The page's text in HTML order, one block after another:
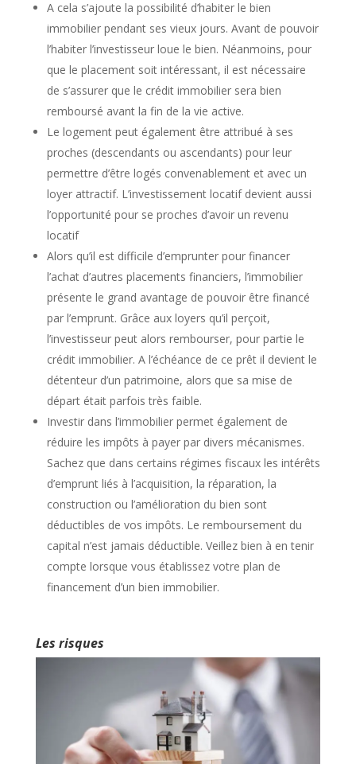
A cela s’ajoute la possibilité d’habiter le bien
immobilier pendant ses vieux jours. Avant de pouvoir
l’habiter l’investisseur loue le bien. Néanmoins, pour
que le placement soit intéressant, il est nécessaire
de s’assurer que le crédit immobilier sera bien
remboursé avant la fin de la vie active.
Le logement peut également être attribué à ses
proches (descendants ou ascendants) pour leur
permettre d’être logés convenablement et avec un
loyer attractif. L’investissement locatif devient aussi
l’opportunité pour se proches d’avoir un revenu
locatif
Alors qu’il est difficile d’emprunter pour financer
l’achat d’autres placements financiers, l’immobilier
présente le grand avantage de pouvoir être financé
par l’emprunt. Grâce aux loyers qu’il perçoit,
l’investisseur peut alors rembourser, pour partie le
crédit immobilier. A l’échéance de ce prêt il devient le
détenteur d’un patrimoine, alors que sa mise de
départ était parfois très faible.
Investir dans l’immobilier permet également de
réduire les impôts à payer par divers mécanismes.
Sachez que dans certains régimes fiscaux les intérêts
d’emprunt liés à l’acquisition, la réparation, la
construction ou l’amélioration du bien sont
déductibles de vos impôts. Le remboursement du
capital n’est jamais déductible. Veillez bien à en tenir
compte lorsque vous établissez votre plan de
financement d’un bien immobilier.
Les risques